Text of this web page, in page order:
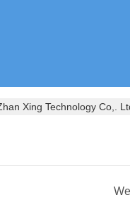
Xing Technology Co,.